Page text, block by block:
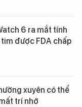
6 ra mắt tính
được FDA chấp
xuyên có thể
trí nhớ